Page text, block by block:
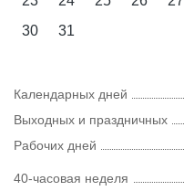
30
31
Календарных дней
Выходных и праздничных
Рабочих дней
40-часовая неделя